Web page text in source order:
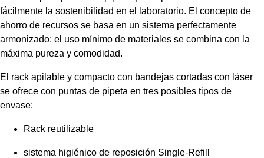
fácilmente la sostenibilidad en el laboratorio. El concepto de
ahorro de recursos se basa en un sistema perfectamente
armonizado: el uso mínimo de materiales se combina con la
máxima pureza y comodidad.
El rack apilable y compacto con bandejas cortadas con láser
se ofrece con puntas de pipeta en tres posibles tipos de
envase:
Rack reutilizable
sistema higiénico de reposición Single-Refill